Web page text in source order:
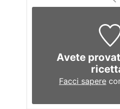
Avete
Facci sapere